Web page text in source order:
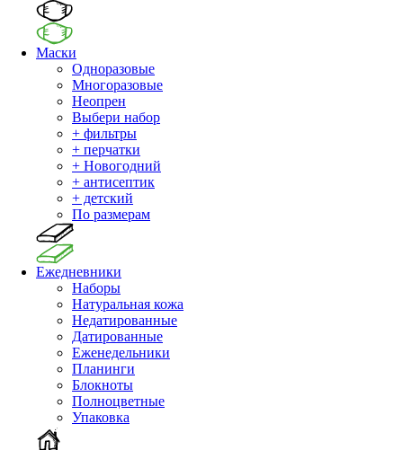
Маски
Одноразовые
Многоразовые
Неопрен
Выбери набор
+ фильтры
+ перчатки
+ Новогодний
+ антисептик
+ детский
По размерам
Ежедневники
Наборы
Натуральная кожа
Недатированные
Датированные
Еженедельники
Планинги
Блокноты
Полноцветные
Упаковка